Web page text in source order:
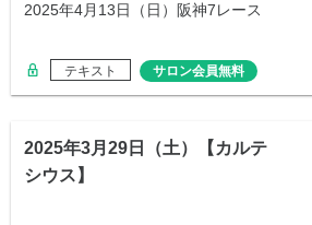
2025年4月13日（日）阪神7レース
テキスト サロン会員無料
2025年3月29日（土）【カルテ
シウス】